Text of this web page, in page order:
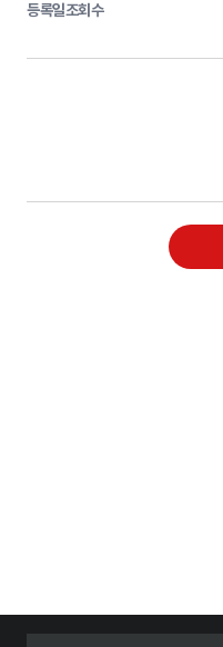
등록일조회수